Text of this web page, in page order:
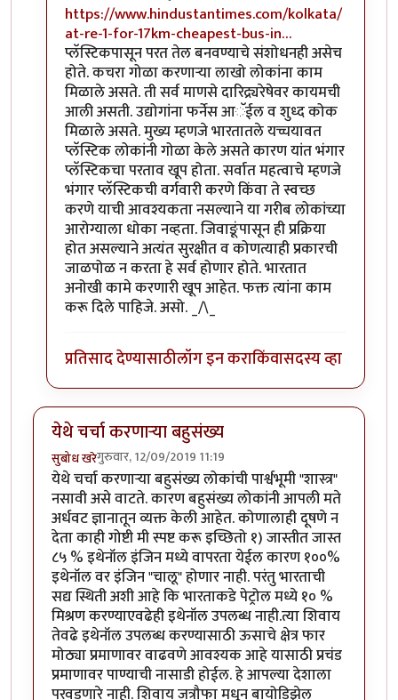
https://www.hindustantimes.com/kolkata/
at-re-1-for-17km-cheapest-bus-in…
प्लॅस्टिकपासून परत तेल बनवण्याचे संशोधनही असेच
होते. कचरा गोळा करणाऱ्या लाखो लोकांना काम
मिळाले असते. ती सर्व माणसे दारिद्र्यरेषेवर कायमची
आली असती. उद्योगांना फर्नेस आॅईल व शुध्द कोक
मिळाले असते. मुख्य म्हणजे भारतातले यच्चयावत
प्लॅस्टिक लोकांनी गोळा केले असते कारण यांत भंगार
प्लॅस्टिकचा परताव खूप होता. सर्वात महत्वाचे म्हणजे
भंगार प्लॅस्टिकची वर्गवारी करणे किंवा ते स्वच्छ
करणे याची आवश्यकता नसल्याने या गरीब लोकांच्या
आरोग्याला धोका नव्हता. जिवाङूंपासून ही प्रक्रिया
होत असल्याने अत्यंत सुरक्षीत व कोणत्याही प्रकारची
जाळपोळ न करता हे सर्व होणार होते. भारतात
अनोखी कामे करणारी खूप आहेत. फक्त त्यांना काम
करू दिले पाहिजे. असो. _/\_
प्रतिसाद देण्यासाठीलॉग इन कराकिंवासदस्य व्हा
येथे चर्चा करणाऱ्या बहुसंख्य
सुबोध खरेगुरुवार, 12/09/2019 11:19
येथे चर्चा करणाऱ्या बहुसंख्य लोकांची पार्श्वभूमी "शास्त्र"
नसावी असे वाटते. कारण बहुसंख्य लोकांनी आपली मते
अर्धवट ज्ञानातून व्यक्त केली आहेत. कोणालाही दूषणे न
देता काही गोष्टी मी स्पष्ट करू इच्छितो १) जास्तीत जास्त
८५ % इथेनॉल इंजिन मध्ये वापरता येईल कारण १००%
इथेनॉल वर इंजिन "चालू" होणार नाही. परंतु भारताची
सद्य स्थिती अशी आहे कि भारताकडे पेट्रोल मध्ये १० %
मिश्रण करण्याएवढेही इथेनॉल उपलब्ध नाही.त्या शिवाय
तेवढे इथेनॉल उपलब्ध करण्यासाठी ऊसाचे क्षेत्र फार
मोठ्या प्रमाणावर वाढवणे आवश्यक आहे यासाठी प्रचंड
प्रमाणावर पाण्याची नासाडी होईल. हे आपल्या देशाला
परवडणारे नाही. शिवाय जत्रौफा मधून बायोडिझेल